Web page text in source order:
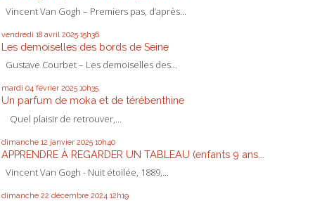
Vincent Van Gogh – Premiers pas, d’après...
vendredi 18 avril 2025 15h36
Les demoiselles des bords de Seine
Gustave Courbet – Les demoiselles des...
mardi 04 février 2025 10h35
Un parfum de moka et de térébenthine
Quel plaisir de retrouver,...
dimanche 12 janvier 2025 10h40
APPRENDRE À REGARDER UN TABLEAU (enfants 9 ans...
Vincent Van Gogh - Nuit étoilée, 1889,...
dimanche 22 décembre 2024 12h19